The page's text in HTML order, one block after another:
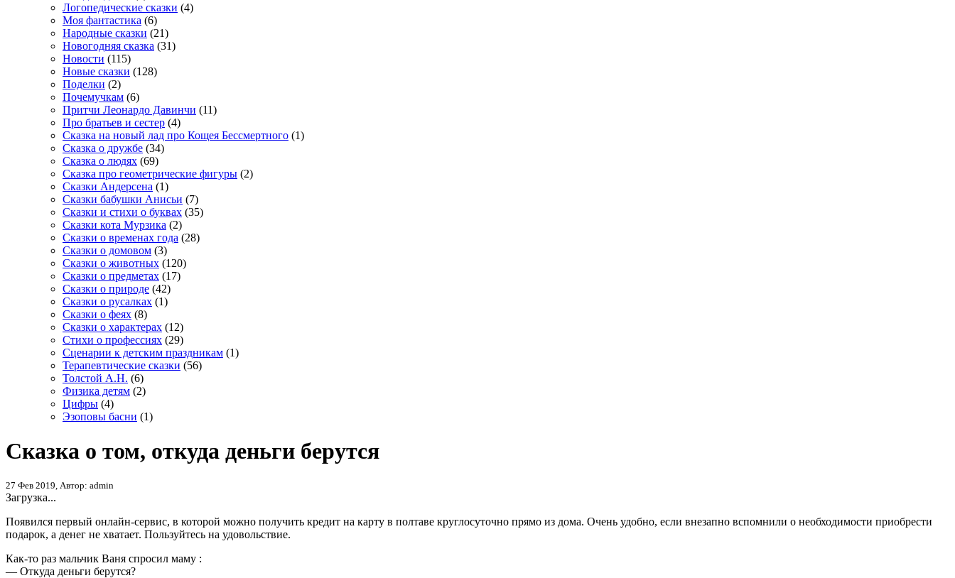
Логопедические сказки (4)
Моя фантастика (6)
Народные сказки (21)
Новогодняя сказка (31)
Новости (115)
Новые сказки (128)
Поделки (2)
Почемучкам (6)
Притчи Леонардо Давинчи (11)
Про братьев и сестер (4)
Сказка на новый лад про Кощея Бессмертного (1)
Сказка о дружбе (34)
Сказка о людях (69)
Сказка про геометрические фигуры (2)
Сказки Андерсена (1)
Сказки бабушки Анисьи (7)
Сказки и стихи о буквах (35)
Сказки кота Мурзика (2)
Сказки о временах года (28)
Сказки о домовом (3)
Сказки о животных (120)
Сказки о предметах (17)
Сказки о природе (42)
Сказки о русалках (1)
Сказки о феях (8)
Сказки о характерах (12)
Стихи о профессиях (29)
Сценарии к детским праздникам (1)
Терапевтические сказки (56)
Толстой А.Н. (6)
Физика детям (2)
Цифры (4)
Эзоповы басни (1)
Сказка о том, откуда деньги берутся
27 Фев 2019, Автор: admin
Загрузка...
Появился первый онлайн-сервис, в которой можно получить кредит на карту в полтаве круглосуточно прямо из дома. Очень удобно, если внезапно вспомнили о необходимости приобрести
подарок, а денег не хватает. Пользуйтесь на удовольствие.
Как-то раз мальчик Ваня спросил маму :
— Откуда деньги берутся?